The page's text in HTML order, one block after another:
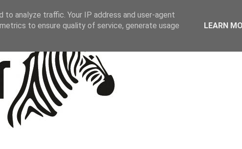
analyze traffic. Your IP address and user-agent
to ensure quality of service, generate usage
LEARN